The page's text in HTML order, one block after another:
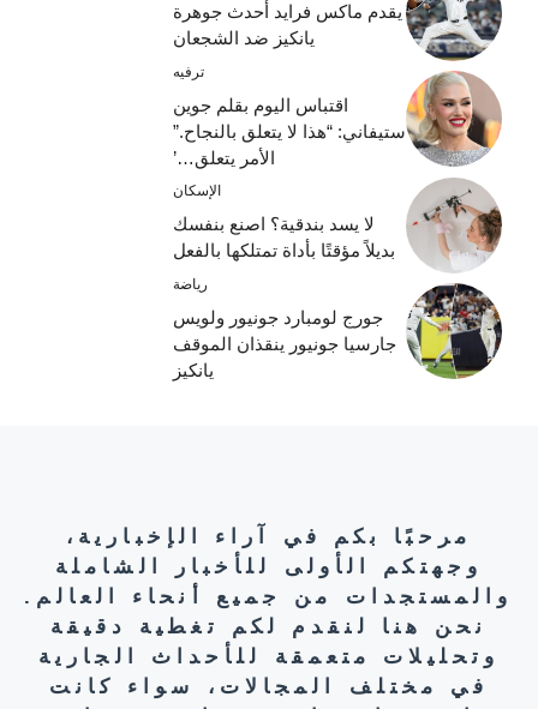
يقدم ماكس فرايد أحدث جوهرة
يانكيز ضد الشجعان
ترفيه
اقتباس اليوم بقلم جوين
ستيفاني: “هذا لا يتعلق بالنجاح.”
الأمر يتعلق…’
الإسكان
لا يسد بندقية؟ اصنع بنفسك
بديلاً مؤقتًا بأداة تمتلكها بالفعل
رياضة
جورج لومبارد جونيور ولويس
جارسيا جونيور ينقذان الموقف
يانكيز
مرحبًا بكم في آراء الإخبارية،
وجهتكم الأولى للأخبار الشاملة
والمستجدات من جميع أنحاء العالم.
نحن هنا لنقدم لكم تغطية دقيقة
وتحليلات متعمقة للأحداث الجارية
في مختلف المجالات، سواء كانت